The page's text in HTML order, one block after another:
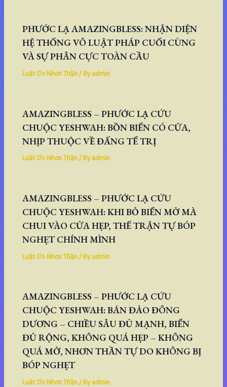
PHƯỚC LẠ AMAZINGBLESS: NHẬN DIỆN
HỆ THỐNG VÔ LUẬT PHÁP CUỐI CÙNG
VÀ SỰ PHÂN CỰC TOÀN CẦU
Luật Ơn Nhơn Thần/ Byadmin
AMAZINGBLESS – PHƯỚC LẠ CỨU
CHUỘC YESHWAH: BỒN BIỂN CÓ CỬA,
NHỊP THUỘC VỀ ĐẤNG TỂ TRỊ
Luật Ơn Nhơn Thần/ Byadmin
AMAZINGBLESS – PHƯỚC LẠ CỨU
CHUỘC YESHWAH: KHI BỎ BIỂN MỞ MÀ
CHUI VÀO CỬA HẸP, THẾ TRẬN TỰ BÓP
NGHẸT CHÍNH MÌNH
Luật Ơn Nhơn Thần/ Byadmin
AMAZINGBLESS – PHƯỚC LẠ CỨU
CHUỘC YESHWAH: BÁN ĐẢO ĐÔNG
DƯƠNG – CHIỀU SÂU ĐỦ MẠNH, BIỂN
ĐỦ RỘNG, KHÔNG QUÁ HẸP – KHÔNG
QUÁ MỞ, NHƠN THẦN TỰ DO KHÔNG BỊ
BÓP NGHẸT
Luật Ơn Nhơn Thần/ Byadmin